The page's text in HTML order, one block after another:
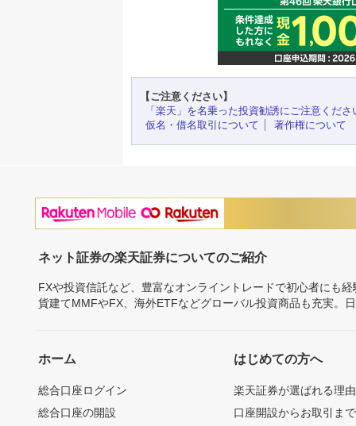
【ご注意ください】
「楽天」を名乗った投資勧誘にご注意くださ
仮名・借名取引について
著作権について
ネット証券の楽天証券についてのご紹介
FXや投資信託など、豊富なオンライントレードで初心者にも
貨建てMMFやFX、海外ETFなどグローバル投資商品も充実。
ホーム
総合口座ログイン
総合口座の開設
はじめての方へ
楽天証券が選ばれる理由
口座開設からお取引ま